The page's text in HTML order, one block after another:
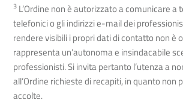
3 L’Ordine non è autorizzato a comunicare a
telefonici o gli indirizzi e-mail dei
rendere visibili i propri dati di contatto non è
rappresenta un’autonoma e insindacabile
professionisti. Si invita pertanto l’utenza a
all’Ordine richieste di recapiti, in quanto non
accolte.